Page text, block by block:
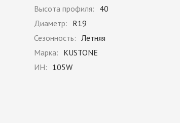
Высота профиля: 40
Диаметр: R19
Сезонность: Летняя
Марка: KUSTONE
ИН: 105W